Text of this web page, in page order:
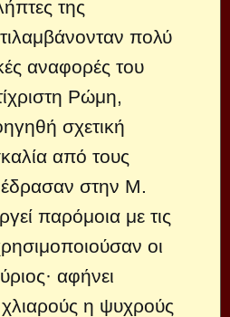
της
πολύ
αναφορές του
Ρώμη,
σχετική
από τους
στην Μ.
παρόμοια με τις
οι
αφήνει
η ψυχρούς